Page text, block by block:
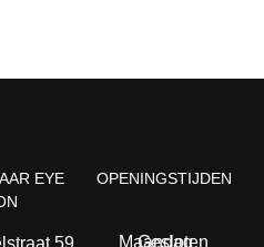
EYE
59
OPENINGSTIJDEN
Maandag
Gesloten